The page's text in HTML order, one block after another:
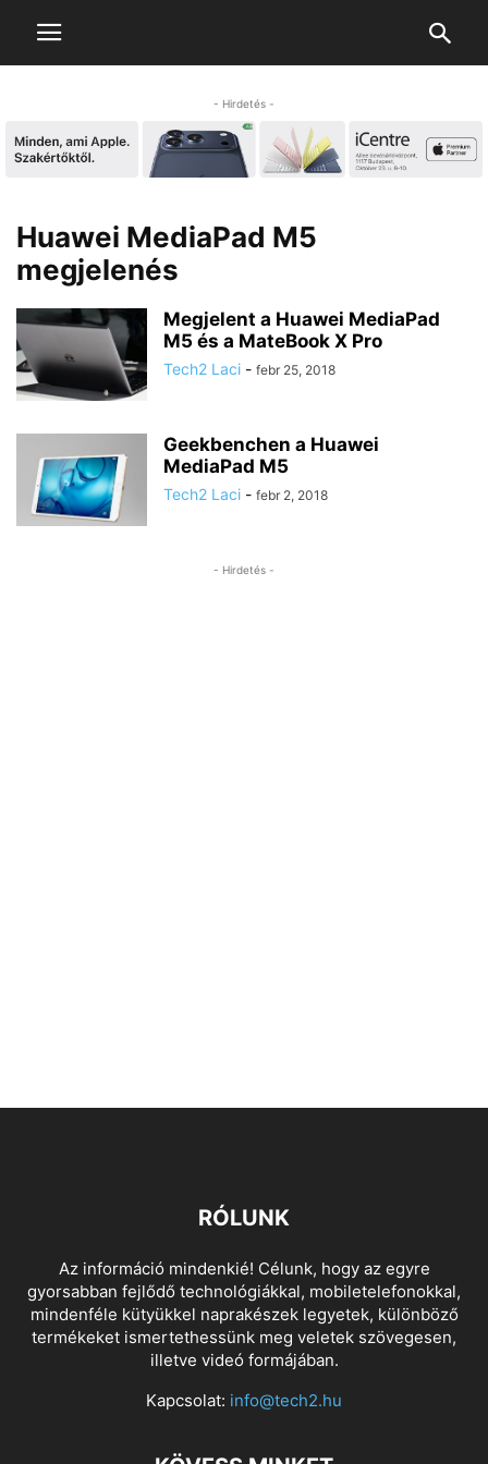
- Hirdetés -
Huawei MediaPad M5
megjelenés
Megjelent a Huawei MediaPad
M5 és a MateBook X Pro
Tech2 Laci - febr 25, 2018
Geekbenchen a Huawei
MediaPad M5
Tech2 Laci - febr 2, 2018
- Hirdetés -
RÓLUNK
Az információ mindenkié! Célunk, hogy az egyre
gyorsabban fejlődő technológiákkal, mobiletelefonokkal,
mindenféle kütyükkel naprakészek legyetek, különböző
termékeket ismertethessünk meg veletek szövegesen,
illetve videó formájában.
Kapcsolat: info@tech2.hu